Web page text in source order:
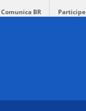
Comunica BR Participe